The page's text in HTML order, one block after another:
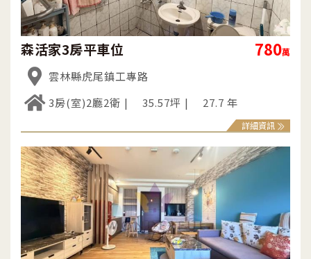
森活家3房平車位 780萬
雲林縣虎尾鎮工專路
3房(室)2廳2衛
35.57坪 27.7 年
詳細資訊